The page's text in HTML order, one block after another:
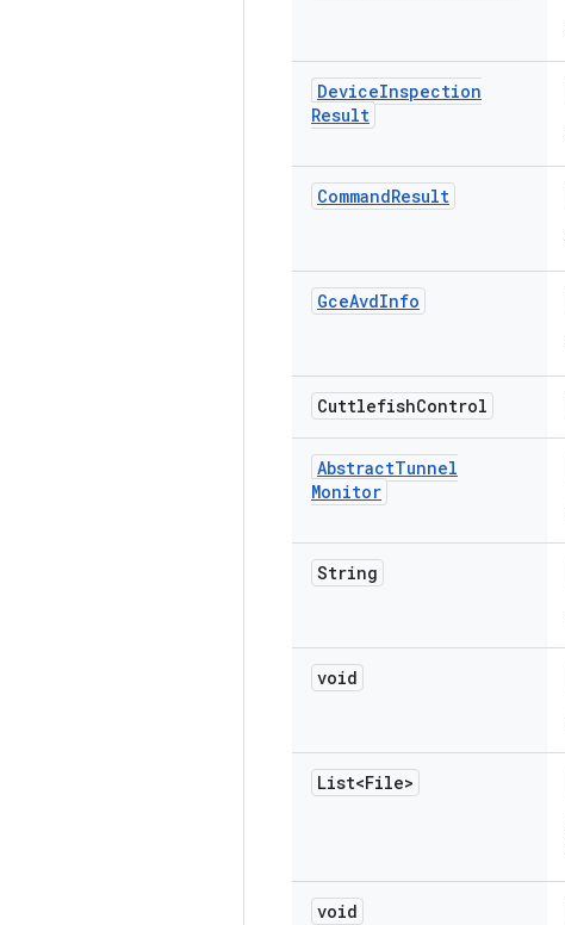
DeviceInspection
Result
CommandResult
GceAvdInfo
CuttlefishControl
AbstractTunnel
Monitor
String
void
List<File>
void